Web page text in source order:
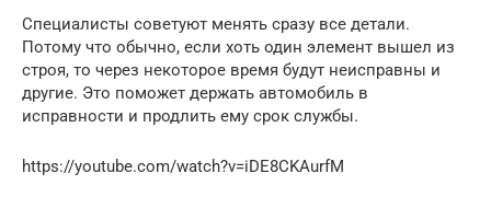
Специалисты советуют менять сразу все детали.
Потому что обычно, если хоть один элемент вышел из
строя, то через некоторое время будут неисправны и
другие. Это поможет держать автомобиль в
исправности и продлить ему срок службы.
https://youtube.com/watch?v=iDE8CKAurfM